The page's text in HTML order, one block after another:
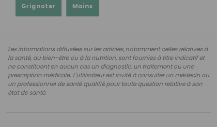
Grignoter Mains
Les informations diffusées sur les articles, notamment celles relatives à
la santé, au bien-être ou à la nutrition, sont fournies à titre indicatif et
ne constituent en aucun cas un diagnostic, un traitement ou une
prescription médicale. L'utilisateur est invité à consulter un médecin ou
un professionnel de santé qualifié pour toute question relative à son
état de santé.